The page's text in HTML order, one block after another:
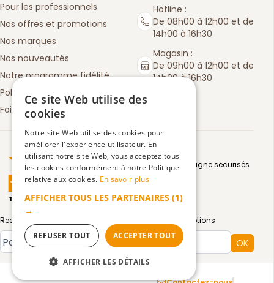
Pour les professionnels
Nos offres et promotions
Nos marques
Nos nouveautés
Notre programme fidélité
Politique de retours
Foire aux questions
Hotline :
De 08h00 à 12h00 et de
14h00 à 16h30
Magasin :
De 09h00 à 12h00 et de
14h00 à 16h30
Truspilot : La Boutique des chefs
TrustScore4.5 | 3083avis
Moyens de paiement en ligne sécurisés
Recevez par email toute notre actualité et nos promotions
Type de compte OK
Ce site Web utilise des
cookies
Notre site Web utilise des cookies pour
améliorer l'expérience utilisateur. En
utilisant notre site Web, vous acceptez tous
les cookies conformément à notre Politique
relative aux cookies. En savoir plus
AFFICHER TOUS LES PARTENAIRES (1)
→
ACCEPTER TOUT
REFUSER TOUT
AFFICHER LES DÉTAILS